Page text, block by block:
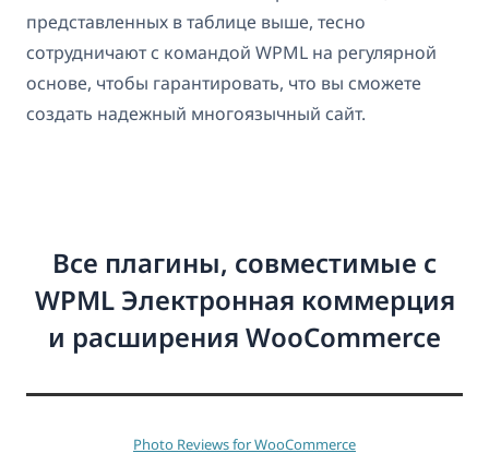
представленных в таблице выше, тесно
сотрудничают с командой WPML на регулярной
основе, чтобы гарантировать, что вы сможете
создать надежный многоязычный сайт.
Все плагины, совместимые с
WPML Электронная коммерция
и расширения WooCommerce
Photo Reviews for WooCommerce